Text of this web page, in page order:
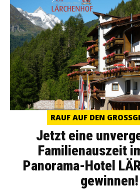
RAUF AUF DEN
Jetzt eine
Familienauszeit
Panorama-Hotel
gewinnen!